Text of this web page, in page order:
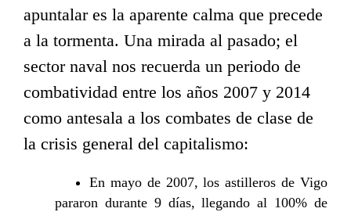
apuntalar es la aparente calma que precede
a la tormenta. Una mirada al pasado; el
sector naval nos recuerda un periodo de
combatividad entre los años 2007 y 2014
como antesala a los combates de clase de
la crisis general del capitalismo:
En mayo de 2007, los astilleros de Vigo
pararon durante 9 días, llegando al 100% de